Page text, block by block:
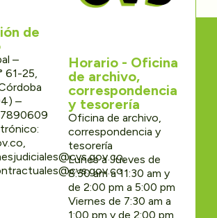
de
–
61-25,
–
Horario - Oficina
de archivo,
correspondencia
y tesorería
Oficina de archivo,
correspondencia y
tesorería
Lunes a Jueves de
8:30 am a 11:30 am y
de 2:00 pm a 5:00 pm
Viernes de 7:30 am a
1:00 pm y de 2:00 pm